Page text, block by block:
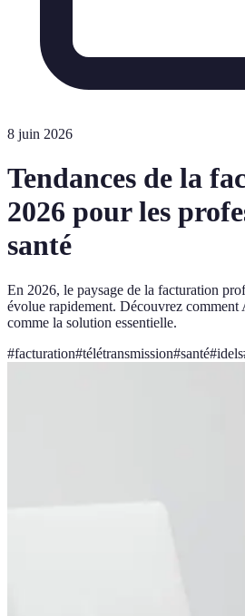
8 juin 2026
Tendances de la
2026 pour les
santé
En 2026, le paysage de la facturation
évolue rapidement. Découvrez comment
comme la solution essentielle.
#facturation#télétransmission#santé#idels